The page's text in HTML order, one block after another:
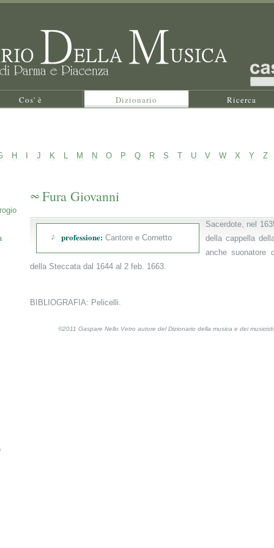
Cos' è Dizionario Ricerca
H J K L M N O P Q R S T U V W X Y
Z
Fura Giovanni
professione: Cantore e Cornetto
Sacerdote, nel
della cappella
anche suonatore
della Steccata dal 1644 al 2 feb. 1663.
BIBLIOGRAFIA: Pelicelli.
©2011 Gaspare Nello Vetro autore del Dizionario della musica e dei